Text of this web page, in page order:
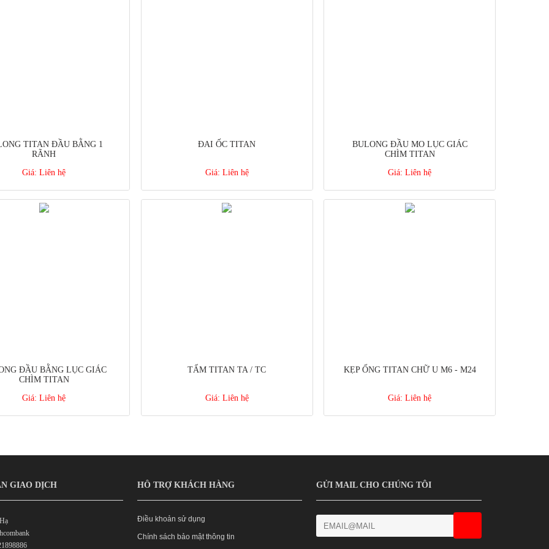
TITAN ĐẦU BẰNG 1
RÃNH
Giá: Liên hệ
ĐAI ỐC TITAN
Giá: Liên hệ
BULONG ĐẦU MO LỤC GIÁC
CHÌM TITAN
Giá: Liên hệ
ĐẦU BẰNG LỤC GIÁC
CHÌM TITAN
Giá: Liên hệ
TẤM TITAN TA / TC
Giá: Liên hệ
KẸP ỐNG TITAN CHỮ U M6 - M24
Giá: Liên hệ
GIAO DỊCH HỖ TRỢ KHÁCH HÀNG
Điều khoản sử dụng
Chính sách bảo mật thông tin
GỬI MAIL CHO CHÚNG TÔI